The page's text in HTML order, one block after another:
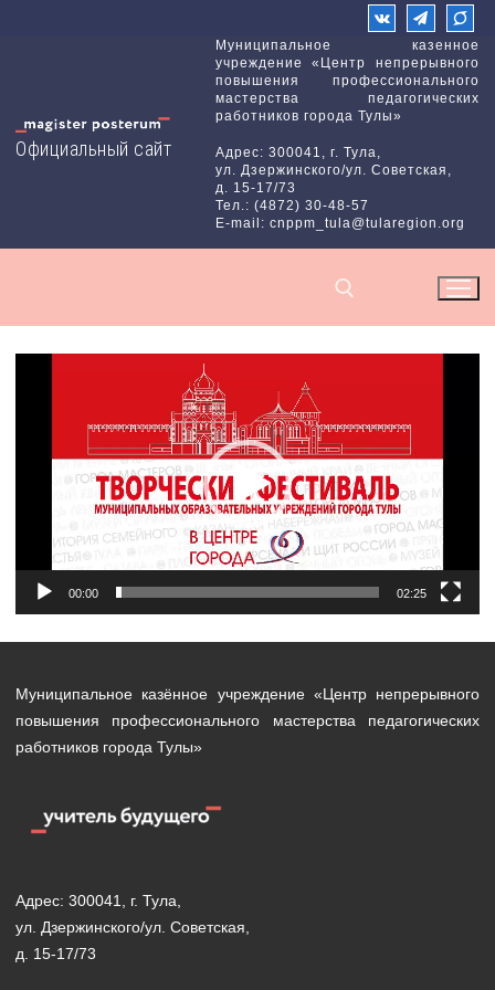
Официальный сайт
Муниципальное казенное
учреждение «Центр непрерывного
повышения профессионального
мастерства педагогических
работников города Тулы»
Адрес: 300041, г. Тула,
ул. Дзержинского/ул. Советская,
д. 15-17/73
Тел.: (4872) 30-48-57
E-mail: cnppm_tula@tularegion.org
00:00 02:25
Муниципальное казённое учреждение «Центр непрерывного
повышения профессионального мастерства педагогических
работников города Тулы»
Адрес: 300041, г. Тула,
ул. Дзержинского/ул. Советская,
д. 15-17/73